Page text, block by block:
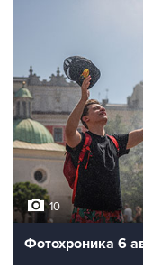
10
Фотохроника 6